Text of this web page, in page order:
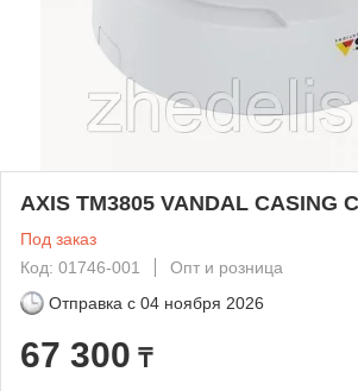
AXIS TM3805 VANDAL CASING
Под заказ
Код: 01746-001
Опт и розница
Отправка с 04 ноября 2026
67 300 ₸